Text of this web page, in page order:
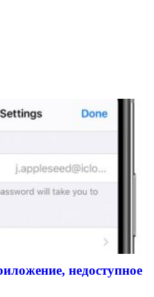
недоступное